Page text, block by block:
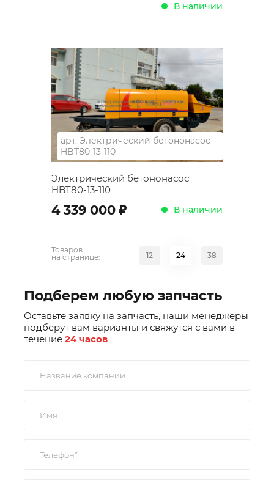
В наличии
арт. Электрический бетононасос
HBT80-13-110
Электрический бетононасос
HBT80-13-110
4 339 000 ; В наличии
Товаров
на странице:
12 24 38
Подберем любую запчасть
Оставьте заявку на запчасть, наши менеджеры
подберут вам варианты и свяжутся с вами в
течение 24 часов